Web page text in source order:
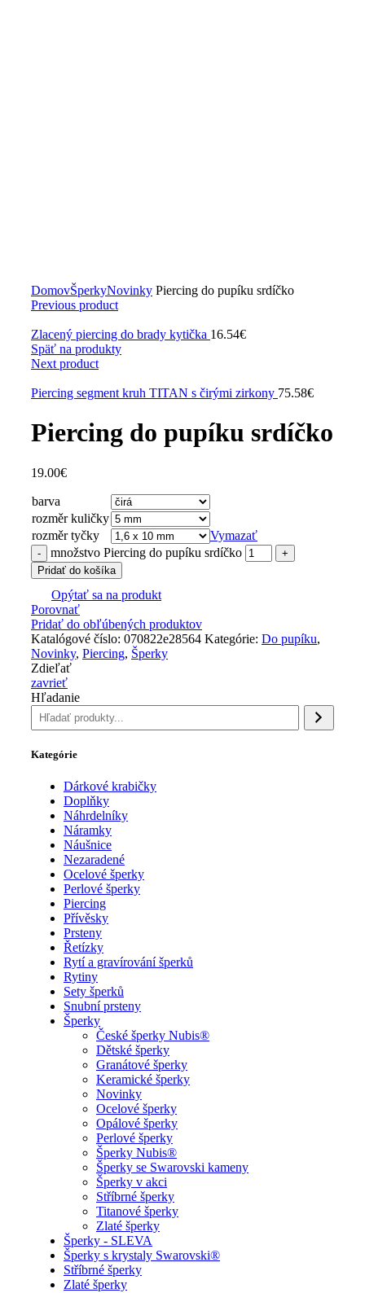
DomovŠperkyNovinky Piercing do pupíku srdíčko
Previous product
Zlacený piercing do brady kytička 16.54€
Späť na produkty
Next product
Piercing segment kruh TITAN s čirými zirkony 75.58€
Piercing do pupíku srdíčko
19.00€
barva
rozměr kuličky
rozměr tyčky
Vymazať
množstvo Piercing do pupíku srdíčko
Pridať do košíka
Opýtať sa na produkt
Porovnať
Pridať do obľúbených produktov
Katalógové číslo: 070822e28564 Kategórie: Do pupíku,
Novinky, Piercing, Šperky
Zdieľať
zavrieť
Hľadanie
Kategórie
Dárkové krabičky
Doplňky
Náhrdelníky
Náramky
Náušnice
Nezaradené
Ocelové šperky
Perlové šperky
Piercing
Přívěsky
Prsteny
Řetízky
Rytí a gravírování šperků
Rytiny
Sety šperků
Snubní prsteny
Šperky
České šperky Nubis®
Dětské šperky
Granátové šperky
Keramické šperky
Novinky
Ocelové šperky
Opálové šperky
Perlové šperky
Šperky Nubis®
Šperky se Swarovski kameny
Šperky v akci
Stříbrné šperky
Titanové šperky
Zlaté šperky
Šperky - SLEVA
Šperky s krystaly Swarovski®
Stříbrné šperky
Zlaté šperky